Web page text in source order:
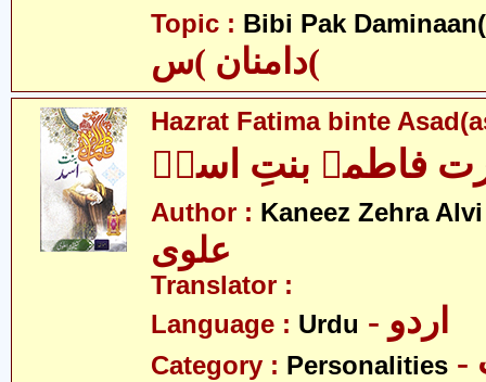
Topic : Bibi Pak
دامنان )س(
Hazrat Fatima binte
فاطمہ بنتِ اسدؑ
Author : Kaneez Zehra Alvi
علوی
Translator :
Language : Urdu - اردو
Category : Personalities